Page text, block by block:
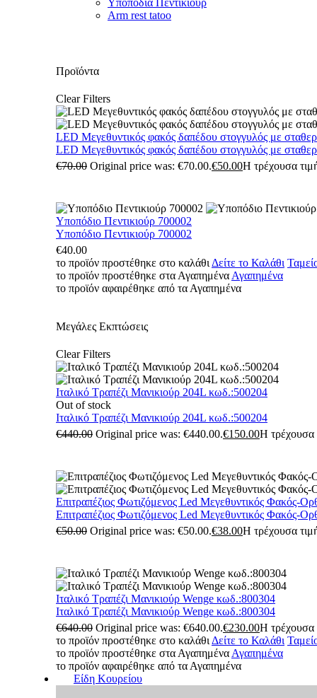
Υποπόδια Πεντικιούρ
Arm rest tatoo
Προϊόντα
Clear Filters
LED Μεγεθυντικός φακός δαπέδου στογγυλός με
LED Μεγεθυντικός φακός δαπέδου στογγυλός με
€70.00 Original price was: €70.00.€50.00Η τρέχουσα
Υποπόδιο Πεντικιούρ 700002
Υποπόδιο Πεντικιούρ 700002
€40.00
το προϊόν προστέθηκε στο καλάθι Δείτε το Καλάθι
το προϊόν προστέθηκε στα Αγαπημένα Αγαπημένα
το προϊόν αφαιρέθηκε από τα Αγαπημένα
Μεγάλες Εκπτώσεις
Clear Filters
Ιταλικό Τραπέζι Μανικιούρ 204L κωδ.:500204
Out of stock
Ιταλικό Τραπέζι Μανικιούρ 204L κωδ.:500204
€440.00 Original price was: €440.00.€150.00Η τρέχουσα
Επιτραπέζιος Φωτιζόμενος Led Μεγεθυντικός Φακός-
Επιτραπέζιος Φωτιζόμενος Led Μεγεθυντικός Φακός-
€50.00 Original price was: €50.00.€38.00Η τρέχουσα
Ιταλικό Τραπέζι Μανικιούρ Wenge κωδ.:800304
Ιταλικό Τραπέζι Μανικιούρ Wenge κωδ.:800304
€640.00 Original price was: €640.00.€230.00Η τρέχουσα
το προϊόν προστέθηκε στο καλάθι Δείτε το Καλάθι
το προϊόν προστέθηκε στα Αγαπημένα Αγαπημένα
το προϊόν αφαιρέθηκε από τα Αγαπημένα
Είδη Κουρείου